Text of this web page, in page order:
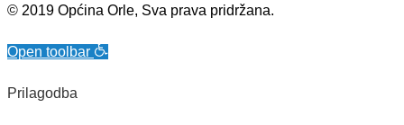
© 2019 Općina Orle, Sva prava pridržana.
Open toolbar
Prilagodba